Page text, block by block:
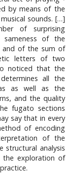
by means of the
sounds. […]
of surprising
sameness of the
and of the sum of
letters of two
noticed that the
all the
as well as the
and the quality
fugato sections
say that in every
of encoding
of the
structural analysis
the exploration of